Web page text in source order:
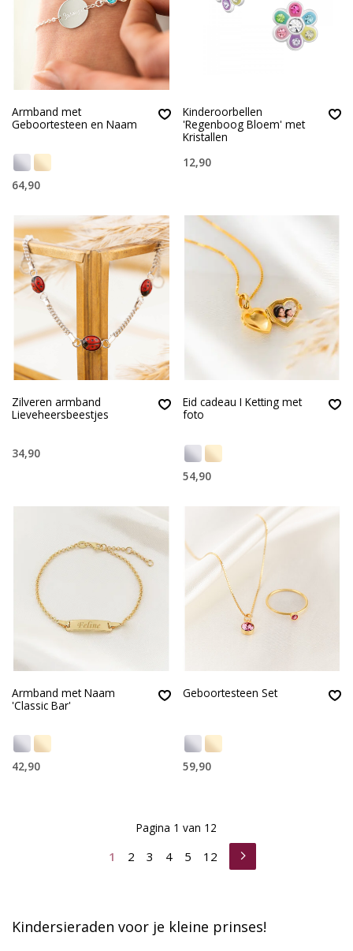
Armband met
Geboortesteen en Naam
64,90
Kinderoorbellen
'Regenboog Bloem' met
Kristallen
12,90
Zilveren armband
Lieveheersbeestjes
34,90
Eid cadeau I Ketting met
foto
54,90
Armband met Naam
'Classic Bar'
42,90
Geboortesteen Set
59,90
1 2 3 4 5 12
Pagina 1 van 12
Kindersieraden voor je kleine prinses!